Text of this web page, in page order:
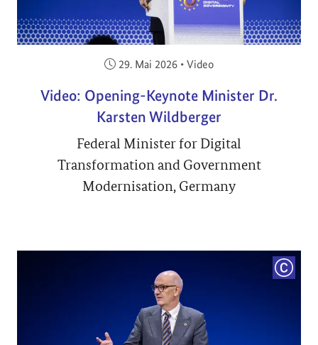
Veröffentlicht am:
29. Mai 2026 • Video
Video: Opening-Keynote Minister Dr.
Karsten Wildberger
Federal Minister for Digital
Transformation and Government
Modernisation, Germany